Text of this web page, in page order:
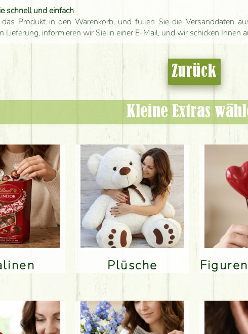
schnell und einfach
Produkt in den Warenkorb, und füllen Sie die Versanddaten
Lieferung, informieren wir Sie in einer E-Mail, und wir schicken Ihnen
Zurück
Kleine Extras
Plüsche